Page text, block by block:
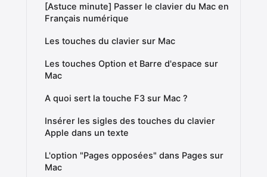
[Astuce minute] Passer le clavier du Mac en
Français numérique
Les touches du clavier sur Mac
Les touches Option et Barre d'espace sur
Mac
A quoi sert la touche F3 sur Mac ?
Insérer les sigles des touches du clavier
Apple dans un texte
L'option "Pages opposées" dans Pages sur
Mac